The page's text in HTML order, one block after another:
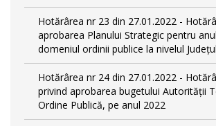
Hotărârea nr 23 din 27.01.2022 -
aprobarea Planului Strategic pentru
domeniul ordinii publice la nivelul
Hotărârea nr 24 din 27.01.2022 -
privind aprobarea bugetului Autorității
Ordine Publică, pe anul 2022